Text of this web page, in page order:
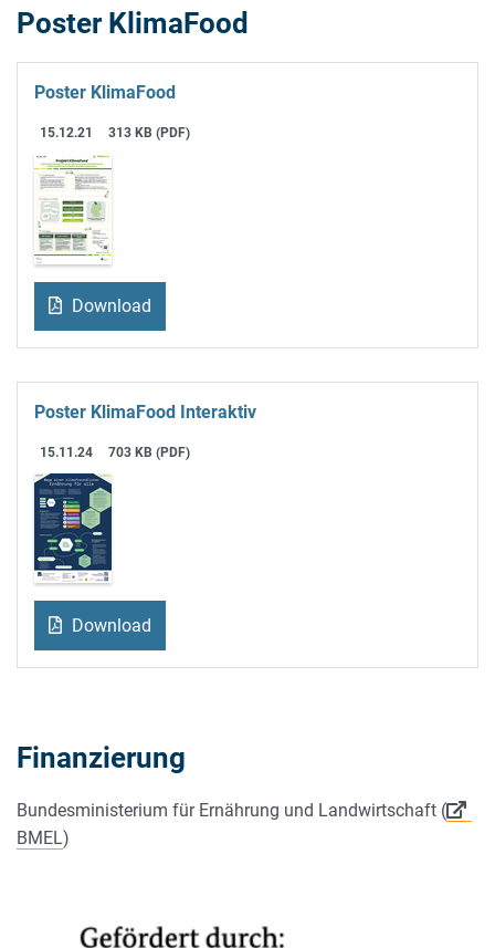
Poster KlimaFood
Poster KlimaFood
15.12.21 313 KB (PDF)
Download
Poster KlimaFood Interaktiv
15.11.24 703 KB (PDF)
Download
Finanzierung
Bundesministerium für Ernährung und Landwirtschaft (
BMEL)